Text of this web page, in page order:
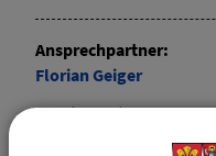
Ansprechpartner:
Florian Geiger
Tel.:(08335) 987890